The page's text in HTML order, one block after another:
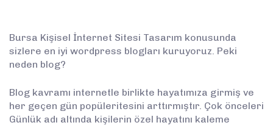
Bursa Kişisel İnternet Sitesi Tasarım konusunda
sizlere en iyi wordpress blogları kuruyoruz. Peki
neden blog?
Blog kavramı internetle birlikte hayatımıza girmiş ve
her geçen gün popüleritesini arttırmıştır. Çok önceleri
Günlük adı altında kişilerin özel hayatını kaleme